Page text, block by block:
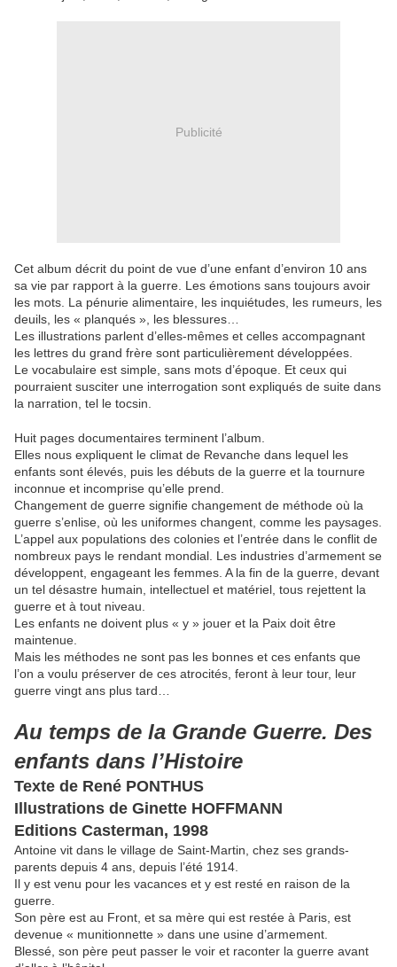
Publicité
Cet album décrit du point de vue d’une enfant d’environ 10 ans
sa vie par rapport à la guerre. Les émotions sans toujours avoir
les mots. La pénurie alimentaire, les inquiétudes, les rumeurs, les
deuils, les « planqués », les blessures…
Les illustrations parlent d’elles-mêmes et celles accompagnant
les lettres du grand frère sont particulièrement développées.
Le vocabulaire est simple, sans mots d’époque. Et ceux qui
pourraient susciter une interrogation sont expliqués de suite dans
la narration, tel le tocsin.
Huit pages documentaires terminent l’album.
Elles nous expliquent le climat de Revanche dans lequel les
enfants sont élevés, puis les débuts de la guerre et la tournure
inconnue et incomprise qu’elle prend.
Changement de guerre signifie changement de méthode où la
guerre s’enlise, où les uniformes changent, comme les paysages.
L’appel aux populations des colonies et l’entrée dans le conflit de
nombreux pays le rendant mondial. Les industries d’armement se
développent, engageant les femmes. A la fin de la guerre, devant
un tel désastre humain, intellectuel et matériel, tous rejettent la
guerre et à tout niveau.
Les enfants ne doivent plus « y » jouer et la Paix doit être
maintenue.
Mais les méthodes ne sont pas les bonnes et ces enfants que
l’on a voulu préserver de ces atrocités, feront à leur tour, leur
guerre vingt ans plus tard…
Au temps de la Grande Guerre. Des
enfants dans l’Histoire
Texte de René PONTHUS
Illustrations de Ginette HOFFMANN
Editions Casterman, 1998
Antoine vit dans le village de Saint-Martin, chez ses grands-
parents depuis 4 ans, depuis l’été 1914.
Il y est venu pour les vacances et y est resté en raison de la
guerre.
Son père est au Front, et sa mère qui est restée à Paris, est
devenue « munitionnette » dans une usine d’armement.
Blessé, son père peut passer le voir et raconter la guerre avant